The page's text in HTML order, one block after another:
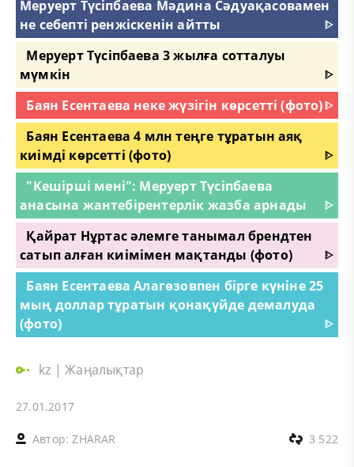
Меруерт Түсіпбаева Мәдина Сәдуақасовамен
не себепті ренжіскенін айтты
ᐈ
Меруерт Түсіпбаева 3 жылға сотталуы
мүмкін
ᐈ
Баян Есентаева неке жүзігін көрсетті (фото)ᐈ
Баян Есентаева 4 млн теңге тұратын аяқ
киімді көрсетті (фото)
ᐈ
"Кешірші мені": Меруерт Түсіпбаева
анасына жантебірентерлік жазба арнады
ᐈ
Қайрат Нұртас әлемге танымал брендтен
сатып алған киімімен мақтанды (фото)
ᐈ
Баян Есентаева Алагөзовпен бірге күніне 25
мың доллар тұратын қонақүйде демалуда
(фото)
ᐈ
kz |Жаңалықтар
27.01.2017
Автор:ZHARAR 3 522